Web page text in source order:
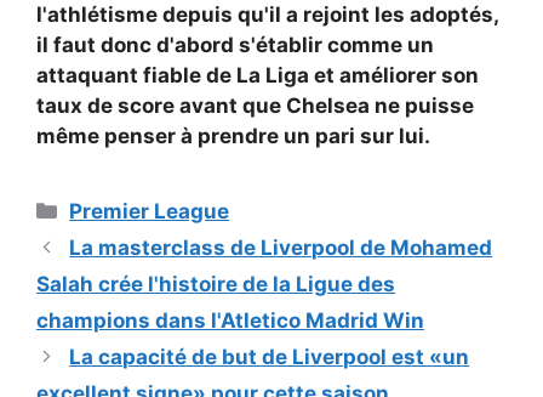
l'athlétisme depuis qu'il a rejoint les adoptés,
il faut donc d'abord s'établir comme un
attaquant fiable de La Liga et améliorer son
taux de score avant que Chelsea ne puisse
même penser à prendre un pari sur lui.
Catégories
Premier League
La masterclass de Liverpool de Mohamed
Salah crée l'histoire de la Ligue des
champions dans l'Atletico Madrid Win
La capacité de but de Liverpool est «un